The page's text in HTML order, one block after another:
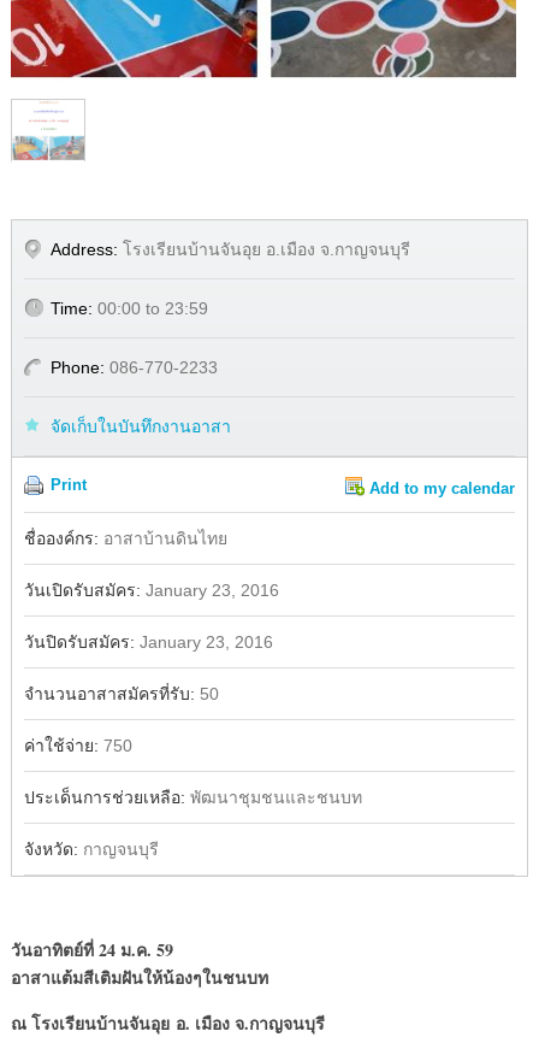
1/1
Address: โรงเรียนบ้านจันอุย อ.เมือง จ.กาญจนบุรี
Time: 00:00 to 23:59
Phone: 086-770-2233
จัดเก็บในบันทึกงานอาสา
Print Add to my calendar
ชื่อองค์กร: อาสาบ้านดินไทย
วันเปิดรับสมัคร: January 23, 2016
วันปิดรับสมัคร: January 23, 2016
จำนวนอาสาสมัครที่รับ: 50
ค่าใช้จ่าย: 750
ประเด็นการช่วยเหลือ: พัฒนาชุมชนและชนบท
จังหวัด: กาญจนบุรี
วันอาทิตย์ที่24 ม.ค. 59
อาสาแต้มสีเติมฝันให้น้องๆในชนบท
ณ โรงเรียนบ้านจันอุยอ. เมือง จ.กาญจนบุรี